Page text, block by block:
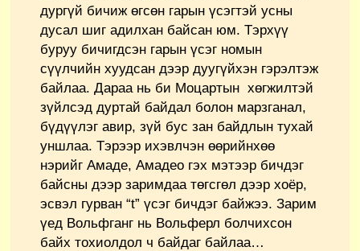
дургүй бичиж өгсөн гарын үсэгтэй усны
дусал шиг адилхан байсан юм. Тэрхүү
буруу бичигдсэн гарын үсэг номын
сүүлчийн хуудсан дээр дуугүйхэн гэрэлтэж
байлаа. Дараа нь би Моцартын хөгжилтэй
зүйлсэд дуртай байдал болон марзганал,
бүдүүлэг авир, зүй бус зан байдлын тухай
уншлаа. Тэрээр ихэвлчэн өөрийнхөө
нэрийг Амаде, Амадео гэх мэтээр бичдэг
байсны дээр заримдаа төгсгөл дээр хоёр,
эсвэл гурван “t” үсэг бичдэг байжээ. Зарим
үед Вольфганг нь Вольферл болчихсон
байх тохиолдол ч байдаг байлаа…